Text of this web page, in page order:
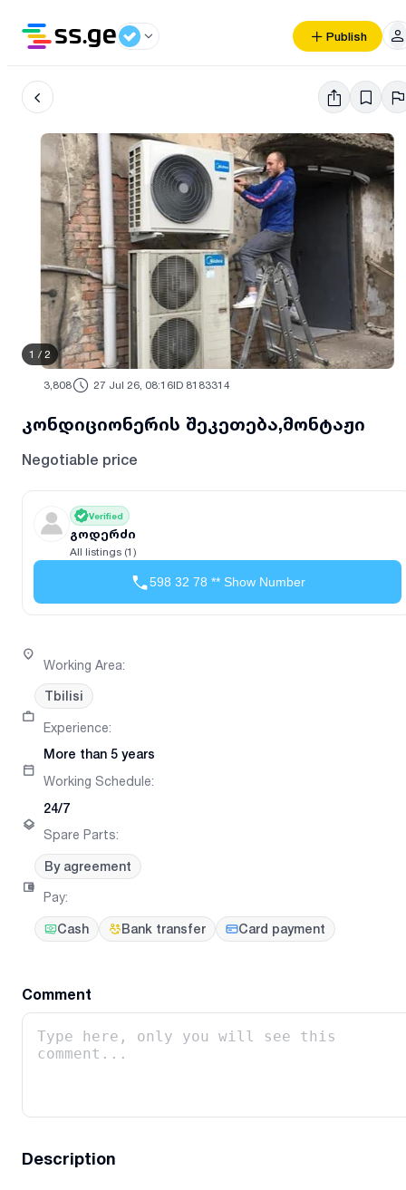
Publish
1 / 2
3,808 27 Jul 26, 08:16ID 8183314
კონდიციონერის შეკეთება,მონტაჟი
Negotiable price
Verified
გოდერძი
All listings (1)
598 32 78 ** Show Number
Working Area:
Tbilisi
Experience:
More than 5 years
Working Schedule:
24/7
Spare Parts:
By agreement
Pay:
Cash Bank transfer Card payment
Comment
Description